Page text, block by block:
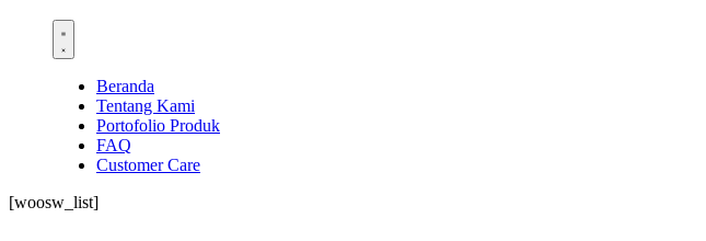
Beranda
Tentang Kami
Portofolio Produk
FAQ
Customer Care
[woosw_list]